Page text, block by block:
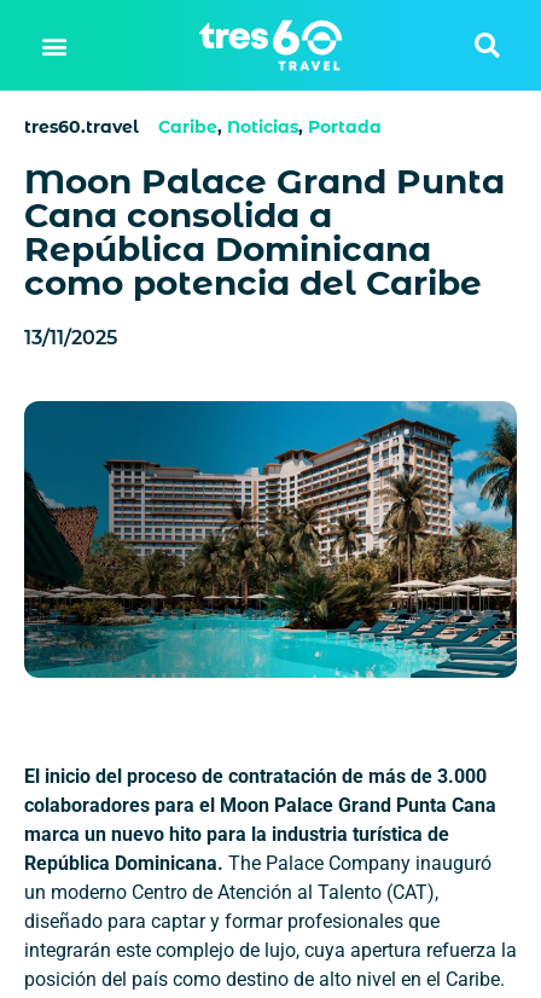
tres60.travel Caribe, Noticias, Portada
Moon Palace Grand Punta
Cana consolida a
República Dominicana
como potencia del Caribe
13/11/2025
El inicio del proceso de contratación de más de 3.000
colaboradores para el Moon Palace Grand Punta Cana
marca un nuevo hito para la industria turística de
República Dominicana. The Palace Company inauguró
un moderno Centro de Atención al Talento (CAT),
diseñado para captar y formar profesionales que
integrarán este complejo de lujo, cuya apertura refuerza la
posición del país como destino de alto nivel en el Caribe.